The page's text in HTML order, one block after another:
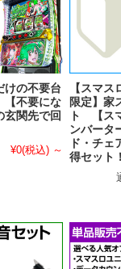
けの不要台
不要にな
玄関先で回
¥0(税込) ～
【スマ
限定】家
ト 【ス
ンバータ
ド・チェ
得セット！